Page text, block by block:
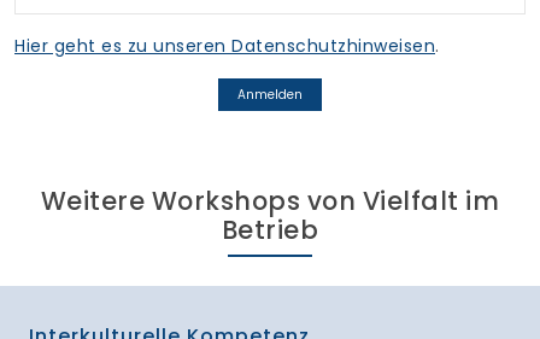
Weitere Workshops von Vielfalt im
Betrieb